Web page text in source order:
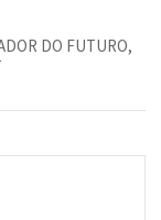
DO FUTURO,